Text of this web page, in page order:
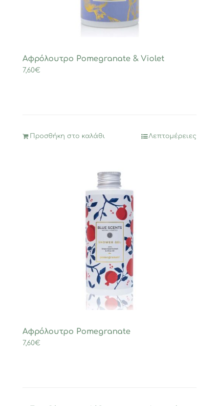
Αφρόλουτρο Pomegranate & Violet
7,60€
Προσθήκη στο καλάθι Λεπτομέρειες
Αφρόλουτρο Ρomegranate
7,60€